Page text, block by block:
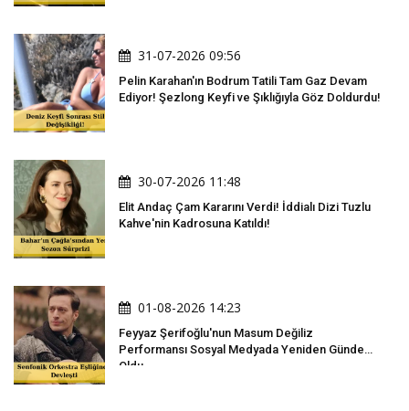
31-07-2026 09:56
Pelin Karahan'ın Bodrum Tatili Tam Gaz Devam
Ediyor! Şezlong Keyfi ve Şıklığıyla Göz Doldurdu!
30-07-2026 11:48
Elit Andaç Çam Kararını Verdi! İddialı Dizi Tuzlu
Kahve'nin Kadrosuna Katıldı!
01-08-2026 14:23
Feyyaz Şerifoğlu'nun Masum Değiliz
Performansı Sosyal Medyada Yeniden Gündem
Oldu